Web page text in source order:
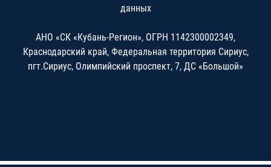
данных
АНО «СК «Кубань-Регион», ОГРН 1142300002349,
Краснодарский край, Федеральная территория Сириус,
пгт.Сириус, Олимпийский проспект, 7, ДС «Большой»